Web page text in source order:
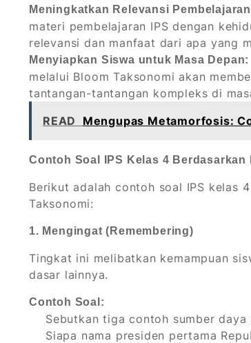
Meningkatkan Relevansi
materi pembelajaran IPS dengan
relevansi dan manfaat dari apa yang
Menyiapkan Siswa untuk Masa Depan:
melalui Bloom Taksonomi akan
tantangan-tantangan kompleks di
READ
Mengupas Metamorfosis:
Contoh Soal IPS Kelas 4 Berdasarkan
Berikut adalah contoh soal IPS kelas
Taksonomi:
1. Mengingat (Remembering)
Tingkat ini melibatkan kemampuan
dasar lainnya.
Contoh Soal:
Sebutkan tiga contoh sumber
Siapa nama presiden pertama